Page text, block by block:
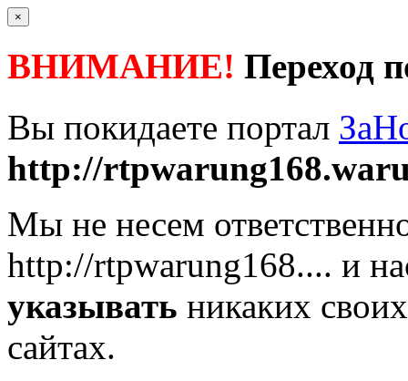
×
ВНИМАНИЕ! Переход
Вы покидаете портал
http://
Мы не несем
http://rtpwarung168.... и
указывать никаких
сайтах.